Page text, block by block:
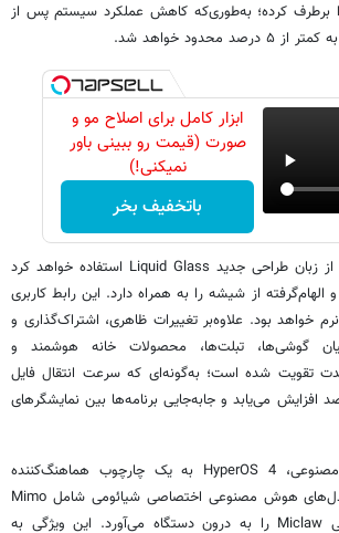
برطرف کرده؛ به‌طوری‌که کاهش عملکرد سیستم پس از
خواهد شد.
ابزار کامل برای اصلاح مو و
صورت (قیمت رو ببینی باور
نمیکنی!)
باتخفیف بخر
شیائومی در HyperOS 4 از زبان طراحی جدید Liquid Glass استفاده خواهد کرد
از شیشه را به همراه دارد. این رابط کاربری
خواهد بود. علاوه‌بر تغییرات ظاهری، اشتراک‌گذاری و
گوشی‌ها، تبلت‌ها، محصولات خانه هوشمند و
تقویت شده است؛ به‌گونه‌ای که سرعت انتقال فایل
تا ۳۰۰ درصد افزایش می‌یابد و جابه‌جایی برنامه‌ها بین نمایشگرهای
نهایتاً در بخش هوش مصنوعی، HyperOS 4 به یک چارچوب هماهنگ‌کننده
یکپارچه مجهز شده و مدل‌های هوش مصنوعی اختصاصی شیائومی شامل Mimo
و دستیار هوش مصنوعی Miclaw را به درون دستگاه می‌آورد. این ویژگی به